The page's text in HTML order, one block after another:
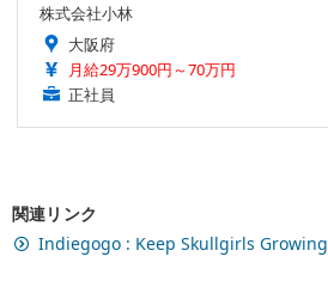
株式会社小林
大阪府
月給29万900円～70万円
正社員
関連リンク
Indiegogo : Keep Skullgirls Growing